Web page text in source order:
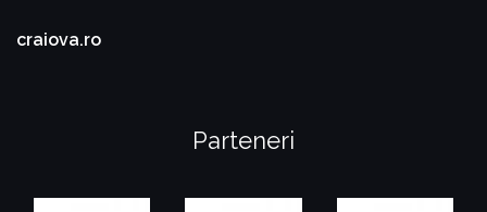
craiova.ro
Parteneri